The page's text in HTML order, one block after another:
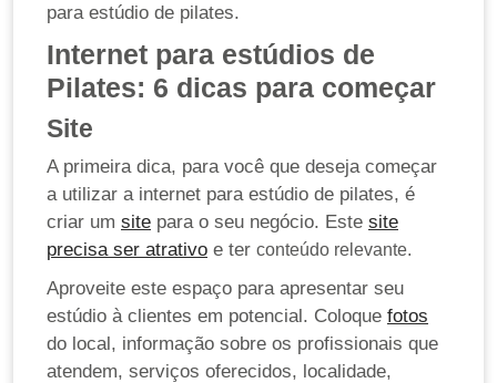
para estúdio de pilates.
Internet para estúdios de
Pilates: 6 dicas para começar
Site
A primeira dica, para você que deseja começar
a utilizar a internet para estúdio de pilates, é
criar um site para o seu negócio. Este site
precisa ser atrativo e ter conteúdo relevante.
Aproveite este espaço para apresentar seu
estúdio à clientes em potencial. Coloque fotos
do local, informação sobre os profissionais que
atendem, serviços oferecidos, localidade,